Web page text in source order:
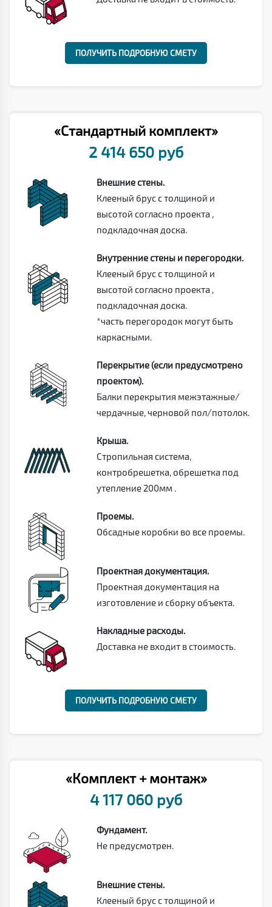
ПОЛУЧИТЬ ПОДРОБНУЮ СМЕТУ
«Стандартный комплект»
2 414 650 руб
Внешние стены.
Клееный брус с толщиной и
высотой согласно проекта ,
подкладочная доска.
Внутренние стены и перегородки.
Клееный брус с толщиной и
высотой согласно проекта ,
подкладочная доска.
*часть перегородок могут быть
каркасными.
Перекрытие (если предусмотрено
проектом).
Балки перекрытия межэтажные/
чердачные, черновой пол/потолок.
Крыша.
Стропильная система,
контробрешетка, обрешетка под
утепление 200мм .
Проемы.
Обсадные коробки во все проемы.
Проектная документация.
Проектная документация на
изготовление и сборку объекта.
Накладные расходы.
Доставка не входит в стоимость.
ПОЛУЧИТЬ ПОДРОБНУЮ СМЕТУ
«Комплект + монтаж»
4 117 060 руб
Фундамент.
Не предусмотрен.
Внешние стены.
Клееный брус с толщиной и